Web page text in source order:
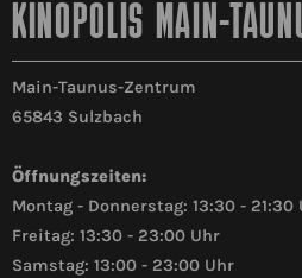
KINOPOLIS MAIN-
Main-Taunus-Zentrum
65843 Sulzbach
Öffnungszeiten:
Montag - Donnerstag: 13:30 - 21:30
Freitag: 13:30 - 23:00 Uhr
Samstag: 13:00 - 23:00 Uhr